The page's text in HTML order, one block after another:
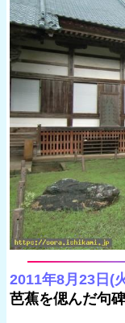
2011年8月23日(
芭蕉を偲んだ句